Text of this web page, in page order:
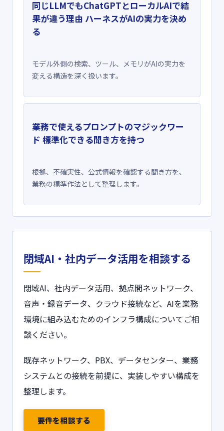
同じLLMでもChatGPTとローカルAIで結
果が違う理由 ハーネスがAIの実力を決め
る
モデル外側の検索、ツール、メモリがAIの実力を
変える構造を深く扱います。
業務で使えるプロンプトのマジックワー
ド 標準化できる聞き方を持つ
根拠、不確実性、公式情報を確認する聞き方を、
業務の標準作法として整理します。
閉域AI・社内データ活用を相談する
閉域AI、社内データ活用、拠点間ネットワーク、
音声・録音データ、クラウド接続など、AIを業務
環境に組み込むためのインフラ構成についてご相
談ください。
既存ネットワーク、PBX、データセンター、業務
システムとの接続を前提に、実装しやすい構成を
整理します。
要件を相談する